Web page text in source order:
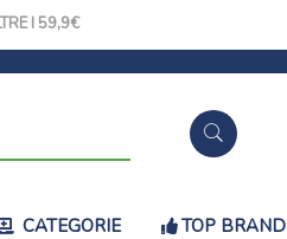
I 59,9
CATEGORIE TOP BRAND